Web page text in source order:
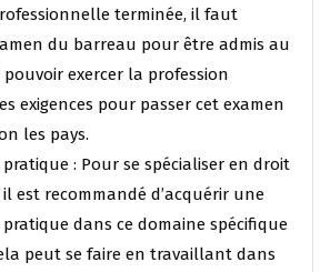
terminée, il faut
du barreau pour être admis au
exercer la profession
exigences pour passer cet examen
les pays.
pratique : Pour se spécialiser en droit
est recommandé d’acquérir une
pratique dans ce domaine spécifique
peut se faire en travaillant dans